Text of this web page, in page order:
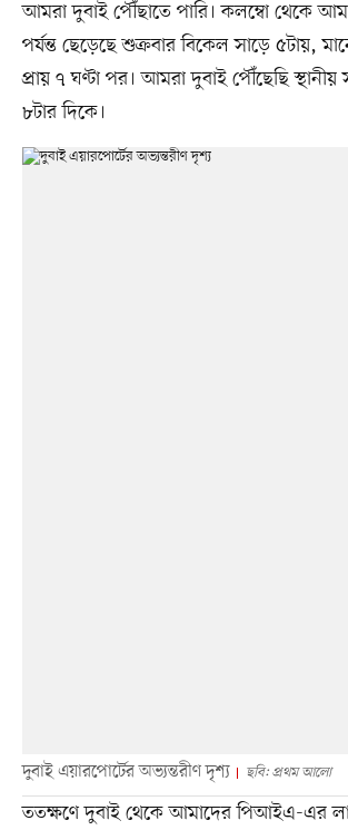
আমরা দুবাই পৌঁছাতে পারি। কলম্বো থেকে
পর্যন্ত ছেড়েছে শুক্রবার বিকেল সাড়ে ৫টায়,
প্রায় ৭ ঘণ্টা পর। আমরা দুবাই পৌঁছেছি
৮টার দিকে।
দুবাই এয়ারপোর্টের অভ্যন্তরীণ দৃশ্য ছবি: প্রথম আলো
ততক্ষণে দুবাই থেকে আমাদের পিআইএ-এর